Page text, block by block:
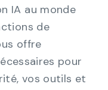
IA au monde
de
offre
pour
vos outils et